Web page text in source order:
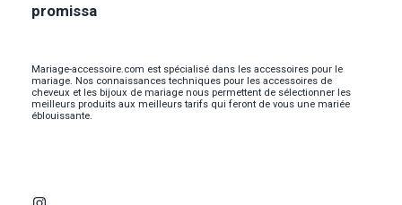
promissa
Mariage-accessoire.com est spécialisé dans les accessoires pour le
mariage. Nos connaissances techniques pour les accessoires de
cheveux et les bijoux de mariage nous permettent de sélectionner les
meilleurs produits aux meilleurs tarifs qui feront de vous une mariée
éblouissante.